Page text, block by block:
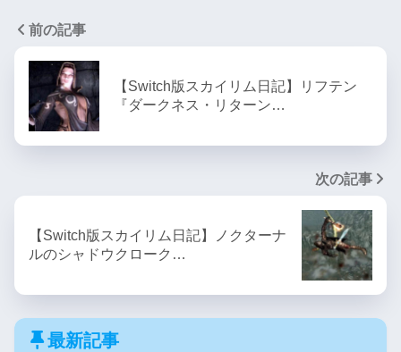
前の記事
【Switch版スカイリム日記】リフテン
『ダークネス・リターン…
次の記事
【Switch版スカイリム日記】ノクターナ
ルのシャドウクローク…
最新記事